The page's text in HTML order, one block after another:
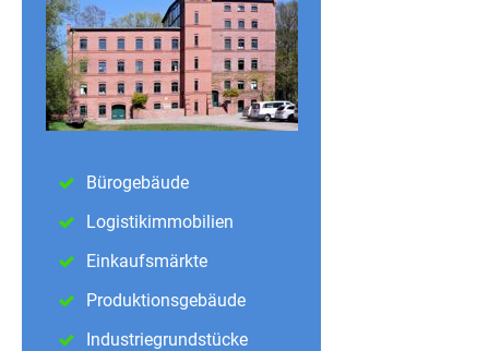
Bürogebäude
Logistikimmobilien
Einkaufsmärkte
Produktionsgebäude
Industriegrundstücke